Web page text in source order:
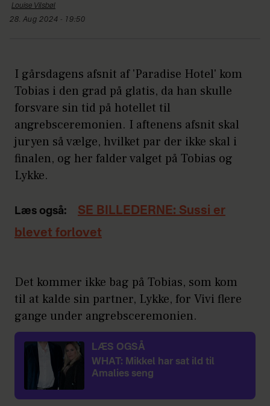
Louise Vilsbøl
28. Aug 2024 - 19:50
I gårsdagens afsnit af 'Paradise Hotel' kom
Tobias i den grad på glatis, da han skulle
forsvare sin tid på hotellet til
angrebsceremonien. I aftenens afsnit skal
juryen så vælge, hvilket par der ikke skal i
finalen, og her falder valget på Tobias og
Lykke.
Læs også:
SE BILLEDERNE: Sussi er
blevet forlovet
Det kommer ikke bag på Tobias, som kom
til at kalde sin partner, Lykke, for Vivi flere
gange under angrebsceremonien.
LÆS OGSÅ
WHAT: Mikkel har sat ild til
Amalies seng